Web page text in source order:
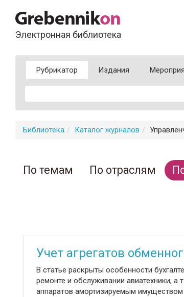
Электронная библиотека
Рубрикатор Издания
Библиотека Каталог журналов
По темам По отраслям
Учет агрегатов
В статье раскрыты особенности
ремонте и обслуживании авиатехники, а
аппаратов амортизируемым